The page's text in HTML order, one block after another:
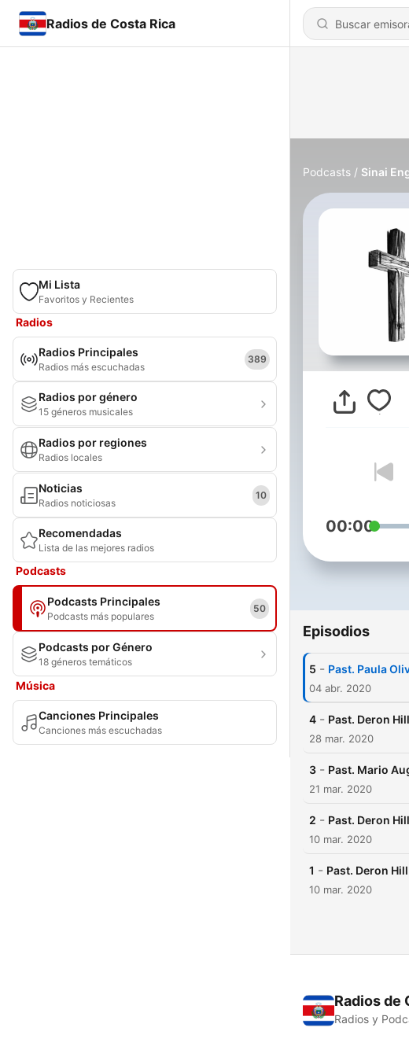
Radios de Costa Rica
Mi Lista
Favoritos y Recientes
Radios
Radios Principales
Radios más escuchadas
389
Radios por género
15 géneros musicales
Radios por regiones
Radios locales
Noticias
Radios noticiosas
10
Recomendadas
Lista de las mejores radios
Podcasts
Podcasts Principales
Podcasts más populares
50
Podcasts por Género
18 géneros temáticos
Música
Canciones Principales
Canciones más escuchadas
Podcasts Sinai
00:00
Episodios
5 - Past. Paula
04 abr. 2020
4 - Past. Deron
28 mar. 2020
3 - Past. Mario
21 mar. 2020
2 - Past. Deron
10 mar. 2020
1 - Past. Deron
10 mar. 2020
Radios de
Radios y